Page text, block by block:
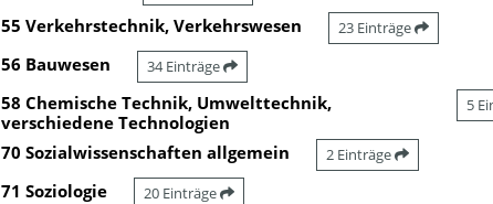
55 Verkehrstechnik, Verkehrswesen 23 Einträge
56 Bauwesen 34 Einträge
58 Chemische Technik, Umwelttechnik,
verschiedene Technologien
5
70 Sozialwissenschaften allgemein 2 Einträge
71 Soziologie 20 Einträge